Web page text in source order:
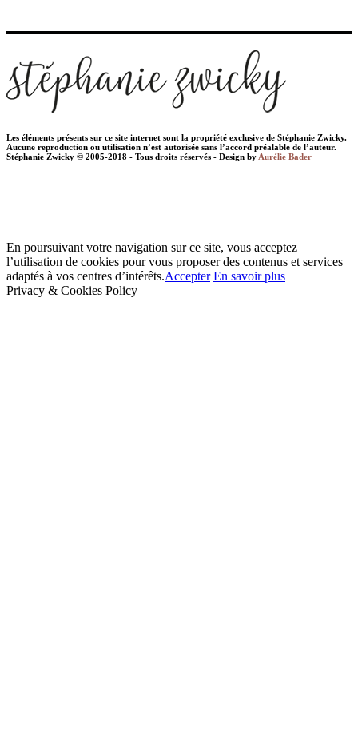
Les éléments présents sur ce site internet sont la propriété exclusive de Stéphanie Zwicky.
Aucune reproduction ou utilisation n’est autorisée sans l’accord préalable de l’auteur.
Stéphanie Zwicky © 2005-2018 - Tous droits réservés - Design by Aurélie Bader
En poursuivant votre navigation sur ce site, vous acceptez
l’utilisation de cookies pour vous proposer des contenus et services
adaptés à vos centres d’intérêts.Accepter En savoir plus
Privacy & Cookies Policy